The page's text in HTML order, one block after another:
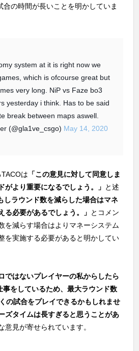
の時間が長いことを明かしていま
system at it is right now we
which is ofcourse great but
very long. NiP vs Faze bo3
yesterday i think. Has to be said
break between maps aswell.
(@gla1ve_csgo) May 14, 2020
は 「この意見に対して同意しま
がより重要になるでしょう。」 と述
しラウンド数を減らした場合はマネ
る必要があるでしょう。」 とコメン
を減らす場合はよりマネーシステム
を実施する必要があると明かしてい
ロではないプレイヤーの私からしたら
をしているため、最大ラウンド数
の試合をプレイできるかもしれませ
ズタイムは長すぎると思うことがあ
意見が寄せられています。